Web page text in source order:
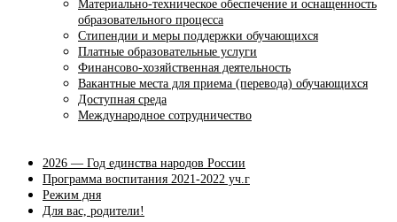
Материально-техническое обеспечение и оснащенность
образовательного процесса
Стипендии и меры поддержки обучающихся
Платные образовательные услуги
Финансово-хозяйственная деятельность
Вакантные места для приема (перевода) обучающихся
Доступная среда
Международное сотрудничество
2026 — Год единства народов России
Программа воспитания 2021-2022 уч.г
Режим дня
Для вас, родители!